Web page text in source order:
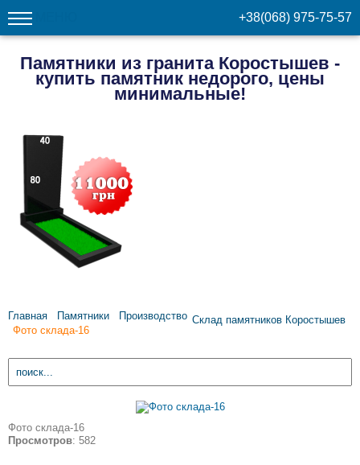
Памятники из гранита Коростышев -
купить памятник недорого, цены
минимальные!
Главная Памятники Производство Склад памятников Коростышев
Фото склада-16
Фото склада-16
Просмотров: 582
+38(068) 975-75-57